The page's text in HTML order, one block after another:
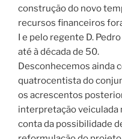
construção do novo
recursos financeiros
I e pelo regente D.
até à década de 50.
Desconhecemos ainda
quatrocentista do
os acrescentos
interpretação veiculada
conta da possibilidade